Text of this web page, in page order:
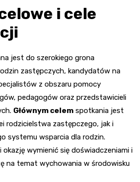
i cele
jest do szerokiego grona
zastępczych, kandydatów na
z obszaru pomocy
pedagogów oraz przedstawicieli
Głównym celem spotkania jest
rodzicielstwa zastępczego, jak i
systemu wsparcia dla rodzin.
okazję wymienić się doświadczeniami i
na temat wychowania w środowisku